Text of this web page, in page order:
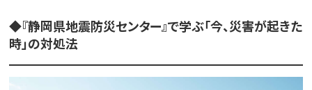
◆『静岡県地震防災センター』で学ぶ「今、災害が起きた
時」の対処法